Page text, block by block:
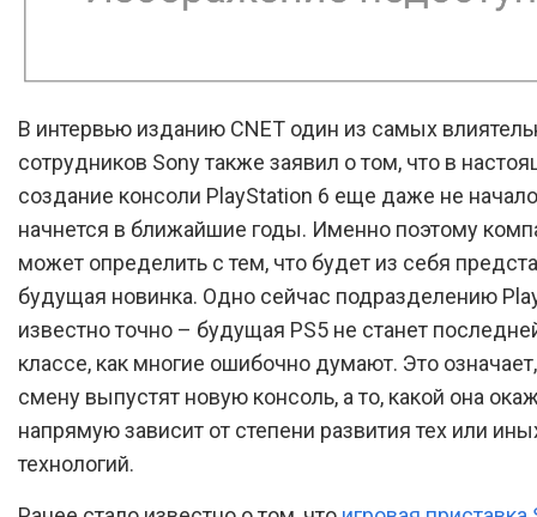
В интервью изданию CNET один из самых
сотрудников Sony также заявил о том, что в
создание консоли PlayStation 6 еще даже не
начнется в ближайшие годы. Именно поэтому
может определить с тем, что будет из себя
будущая новинка. Одно сейчас подразделению
известно точно – будущая PS5 не станет
классе, как многие ошибочно думают. Это
смену выпустят новую консоль, а то, какой она
напрямую зависит от степени развития тех или
технологий.